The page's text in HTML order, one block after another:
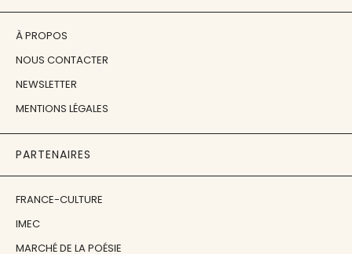
À PROPOS
NOUS CONTACTER
NEWSLETTER
MENTIONS LÉGALES
PARTENAIRES
FRANCE-CULTURE
IMEC
MARCHÉ DE LA POÉSIE